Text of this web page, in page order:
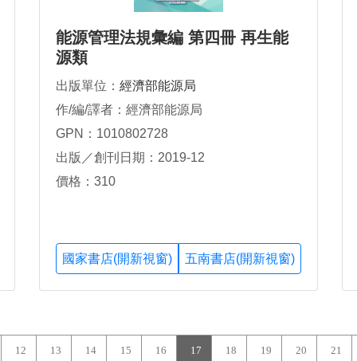
能源管理法規彙編 第四冊 再生能
源類
出版單位： 經濟部能源局
作/編/譯者：經濟部能源局
GPN：1010802728
出版／創刊日期：2019-12
價格：310
國家書店(開新視窗) 五南書店(開新視窗)
12 13 14 15 16 17 18 19 20 21